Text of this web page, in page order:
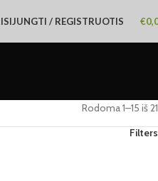
/ REGISTRUOTIS €
Rodoma 1–15 iš 21
Filters